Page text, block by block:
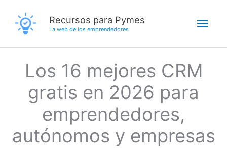
contenido
Recursos para Pymes
La web de los emprendedores
Los 16 mejores CRM
gratis en 2026 para
emprendedores,
autónomos y empresas